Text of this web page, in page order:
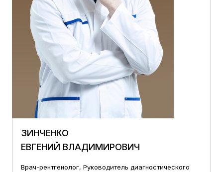
ЗИНЧЕНКО
ЕВГЕНИЙ ВЛАДИМИРОВИЧ
Врач-рентгенолог, Руководитель диагностического